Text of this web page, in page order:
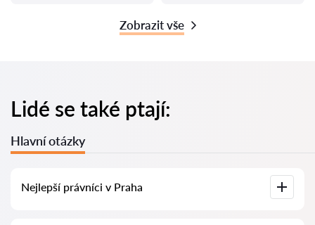
Zobrazit vše
Lidé se také ptají:
Hlavní otázky
Nejlepší právníci v Praha